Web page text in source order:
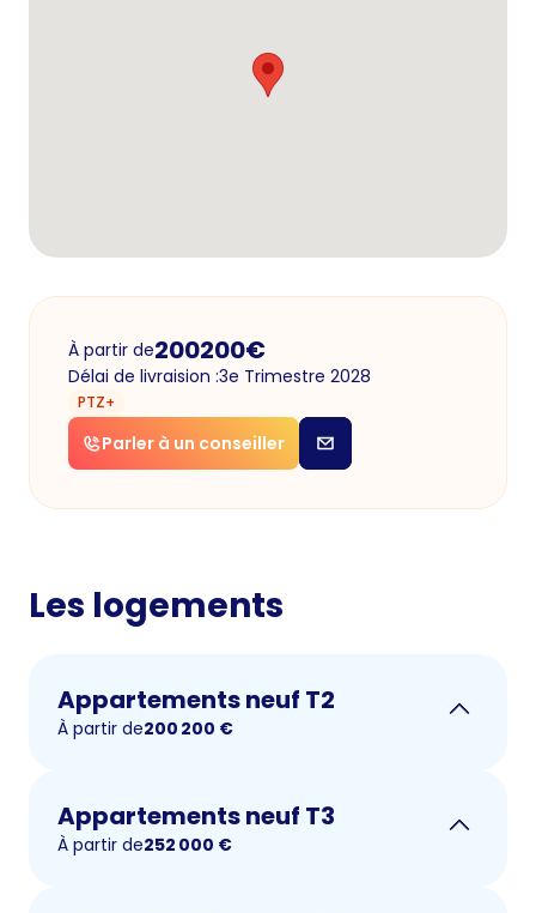
À partir de200200€
Délai de livraision :3e Trimestre 2028
PTZ+
Parler à un conseiller
Les logements
Appartements neuf T2
À partir de200 200 €
Appartements neuf T3
À partir de252 000 €